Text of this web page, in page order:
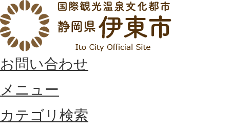
お問い合わせ
メニュー
カテゴリ検索